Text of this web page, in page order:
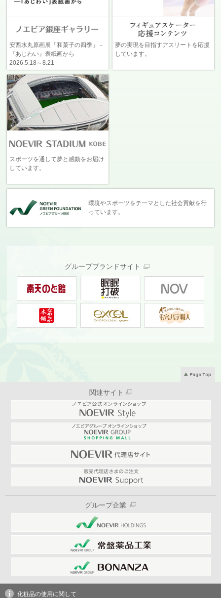
安西水丸原画展「和菓子の四季」－
『あじわい』表紙画から
2026.5.18～8.21
夢の実現を目指すアスリートを応援
しています。
スポーツを通して夢と感動をお届け
しています。
環境やスポーツをテーマとした社会貢献を行
っています。
グループブランドサイト
関連サイト
グループ企業
化粧品の使用に関して